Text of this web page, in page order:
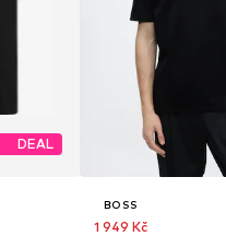
DEAL
BOSS
1 949 Kč